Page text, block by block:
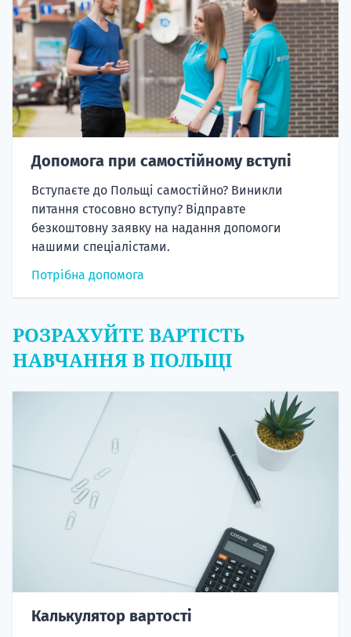
Допомога при самостійному вступі
Вступаєте до Польщі самостійно? Виникли
питання стосовно вступу? Відправте
безкоштовну заявку на надання допомоги
нашими спеціалістами.
Потрібна допомога
РОЗРАХУЙТЕ ВАРТІСТЬ
НАВЧАННЯ В ПОЛЬЩІ
Калькулятор вартості